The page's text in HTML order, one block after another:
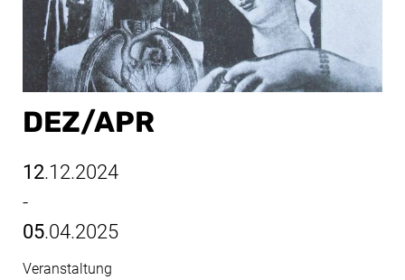
DEZ/​APR
12.12.2024
-
05.04.2025
Veranstaltung